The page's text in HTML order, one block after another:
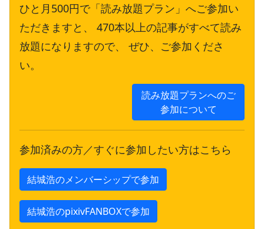
ひと月500円で「読み放題プラン」へご参加い
ただきますと、 470本以上の記事がすべて読み
放題になりますので、 ぜひ、ご参加くださ
い。
読み放題プランへのご
参加について
参加済みの方／すぐに参加したい方はこちら
結城浩のメンバーシップで参加
結城浩のpixivFANBOXで参加